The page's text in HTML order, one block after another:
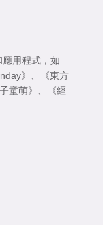
用程式，如
》
《東方
童萌》
《經